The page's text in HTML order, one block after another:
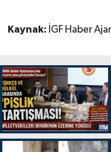
Kaynak: İGF Haber